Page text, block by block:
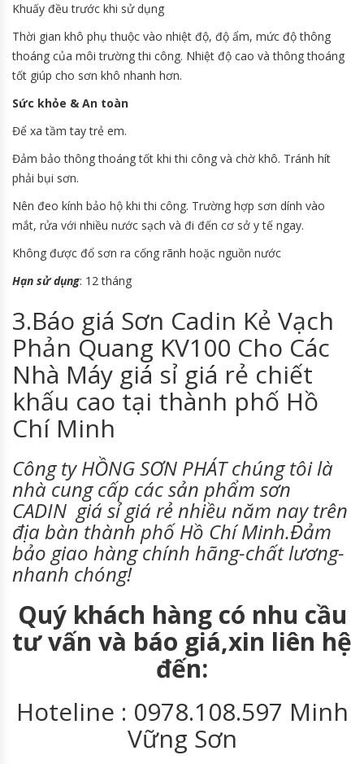
Khuấy đều trước khi sử dụng
Thời gian khô phụ thuộc vào nhiệt độ, độ ẩm, mức độ thông
thoáng của môi trường thi công. Nhiệt độ cao và thông thoáng
tốt giúp cho sơn khô nhanh hơn.
Sức khỏe & An toàn
Để xa tầm tay trẻ em.
Đảm bảo thông thoáng tốt khi thi công và chờ khô. Tránh hít
phải bụi sơn.
Nên đeo kính bảo hộ khi thi công. Trường hợp sơn dính vào
mắt, rửa với nhiều nước sạch và đi đến cơ sở y tế ngay.
Không được đổ sơn ra cống rãnh hoặc nguồn nước
Hạn sử dụng: 12 tháng
3.Báo giá Sơn Cadin Kẻ Vạch
Phản Quang KV100 Cho Các
Nhà Máy giá sỉ giá rẻ chiết
khấu cao tại thành phố Hồ
Chí Minh
Công ty HỒNG SƠN PHÁT chúng tôi là
nhà cung cấp các sản phẩm sơn
CADIN giá sỉ giá rẻ nhiều năm nay trên
địa bàn thành phố Hồ Chí Minh.Đảm
bảo giao hàng chính hãng-chất lương-
nhanh chóng!
Quý khách hàng có nhu cầu
tư vấn và báo giá,xin liên hệ
đến:
Hoteline : 0978.108.597 Minh
Vững Sơn